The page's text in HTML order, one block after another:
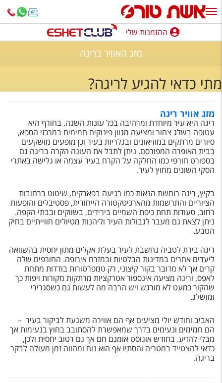
ההזמנות שלי
חופשה לפי סגנון
טיולים מאורגנים
סגנונות טיול
חבילות נופש
חבילות בריאות וספא
טיסות לחו"ל
מלונות בחו"ל
Русский
קרוז
שירות לקוחות
טופס צור קשר
ההזמנות שלי
מזג האוויר בריגה
מתי כדאי להגיע לריגה?
מזג אוויר ריגה
ריגה היא עיר מיוחדת ומרהיבה בכל עונות השנה. בחורף היא
עטופה בשלג צחור ומציעה מגוון פינוקים חמימים במרכזי הספא,
סיורים מרתקים במוזיאונים ובגלריות בעיר וכן מופעים מושקעים
בבית האופרה המפורסם. ניתן לתבל את העונה הקרה בריגה גם
בספורט חורפי כמו החלקה על הקרח בעיר עצמה או גלישה באתרי
הסקי השונים מחוץ לעיר.
בקיץ, ריגה ­­­רוחשת הנאות כמו רגיעה בפארקים, שיטוט ברחובות
הציוריים והתרשמות מהארכיטקטורה הייחודית, פסטיבלים והופעות
רחוב, סעודות תחת כיפת השמיים בירידים, בשווקים ובבתי הקפה.
ניתן לצאת גם מעבר לגבולות העיר וליהנות מטיולים חווייתיים בחיק
הטבע.
ריגה בירת לטביה נחשבת לעיר בעלת אקלים מתון יחסית בהשוואה
ליעדים אחרים במדינות הבלטיות ובמזרח אירופה. החורפים שלה
קרים אך לא מדובר בקור קיצוני, רק טמפרטורות בודדות מתחת
לאפס, וריגה מציעה אינספור אטרקציות מרתקות מקורות ויפות כך
שהקור כמעט לא מורגש ויש הרבה מה לעשות גם כשסגרירי
ומושלג.
האביב וחודש יולי מציעים אף הם אווירה משגעת לביקור בעיר –
הם חמימים ונעימים בדרך שמאפשרת להסתובב בחוץ בנעימות אך
מבלי להזיע. בחודש אוגוסט אומנם חם אך גם רטוב יחסית ולכן,
כדאי להצטייד במטריה והסתיו אף הוא נוח ומהווה זמן מעולה לבקר
בריגה.